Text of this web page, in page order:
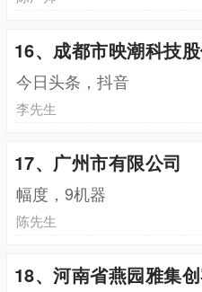
16、成都市映潮科技
今日头条，抖音
李先生
17、广州市有限公司
幅度，9机器
陈先生
18、河南省燕园雅集